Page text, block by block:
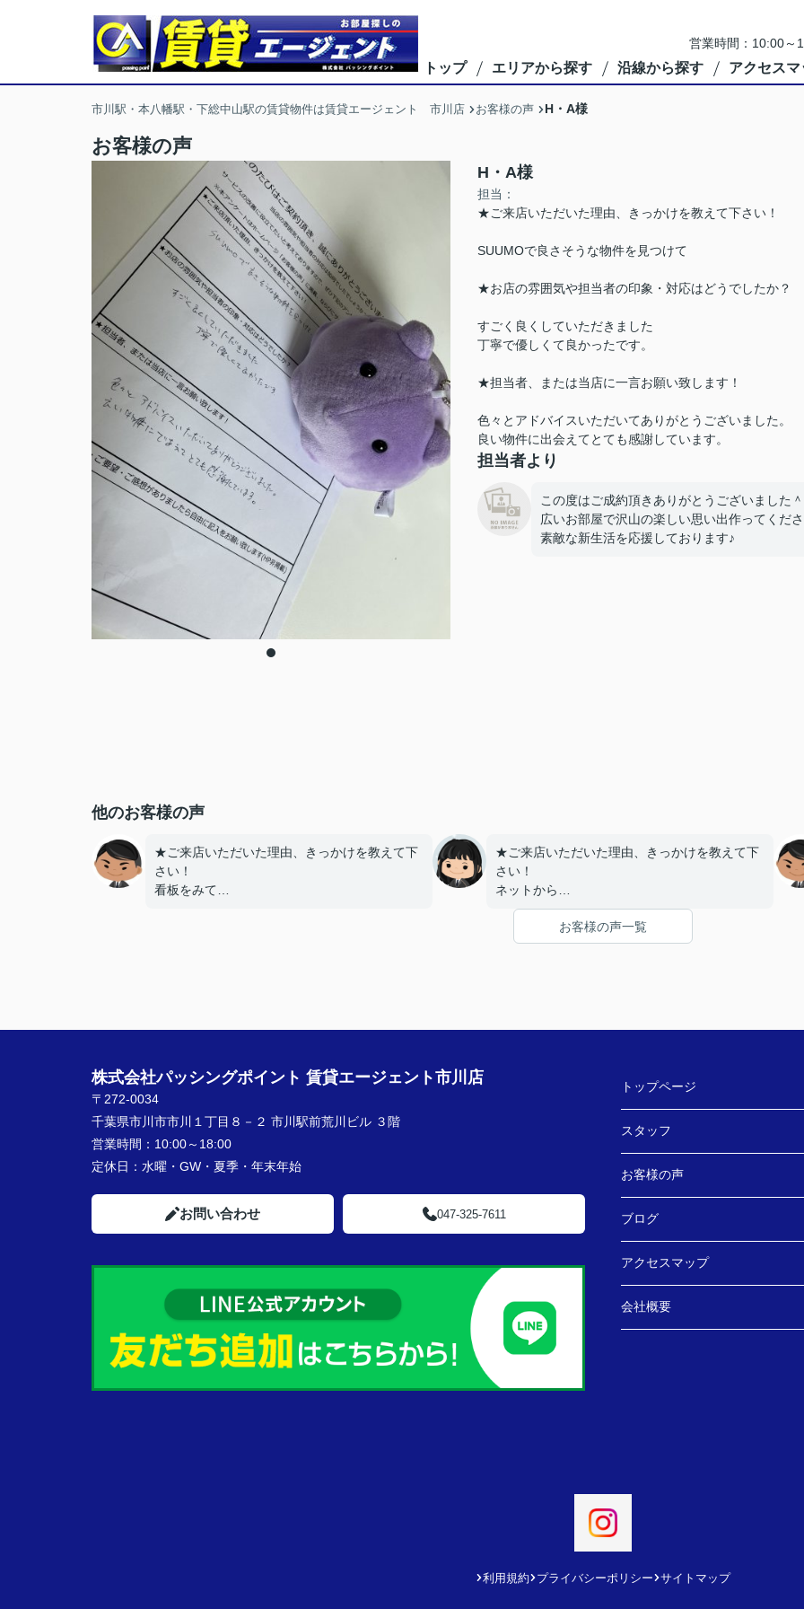
営業時間：10:00～
トップ エリアから探す 沿線から探す アクセスマ
市川駅・本八幡駅・下総中山駅の賃貸物件は賃貸エージェント 市川店 お客様の声 H・A様
お客様の声
H・A様
担当：
★ご来店いただいた理由、きっかけを教えて下さい！
SUUMOで良さそうな物件を見つけて
★お店の雰囲気や担当者の印象・対応はどうでしたか？
すごく良くしていただきました
丁寧で優しくて良かったです。
★担当者、または当店に一言お願い致します！
色々とアドバイスいただいてありがとうございました。
良い物件に出会えてとても感謝しています。
担当者より
この度はご成約頂きありがとうございました
広いお部屋で沢山の楽しい思い出作ってくだ
素敵な新生活を応援しております♪
他のお客様の声
★ご来店いただいた理由、きっかけを教えて下
さい！
看板をみて
★ご来店いただいた理由、きっかけを教えて下
さい！
ネットから
★お店の雰囲気や担当者の印象・対応はどうで
したか？
お客様の声一覧
株式会社パッシングポイント 賃貸エージェント市川店
〒272-0034
千葉県市川市市川１丁目８－２ 市川駅前荒川ビル ３階
営業時間： 10:00～18:00
定休日： 水曜・GW・夏季・年末年始
お問い合わせ 047-325-7611
トップページ
スタッフ
お客様の声
ブログ
アクセスマップ
会社概要
利用規約 プライバシーポリシー サイトマップ